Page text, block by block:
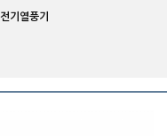
전기열풍기